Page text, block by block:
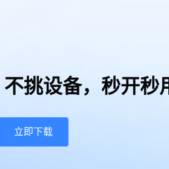
不挑设备，秒开秒
立即下载